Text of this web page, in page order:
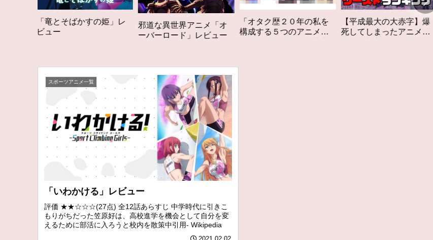
邪道な異世界アニメ「オ
ーバーロード」レビュー
「オタク歴２０年の私を
構成する５つのアニメ」
アニメコラム #私を構成す
【平成最大の大赤字】爆
死してしまったアニメ映
作家性の搾りかす「
しなきスカーレット」
スポーツアニメ一覧
「いわかける」レビュー
評価 ★★☆☆☆(27点) 全12話あらすじ 中学時代に引きこ
もりがちだった笠原好は、高校進学を機会として自分を変
えるために部活に入ろうと校内を散策中引用- Wikipedia